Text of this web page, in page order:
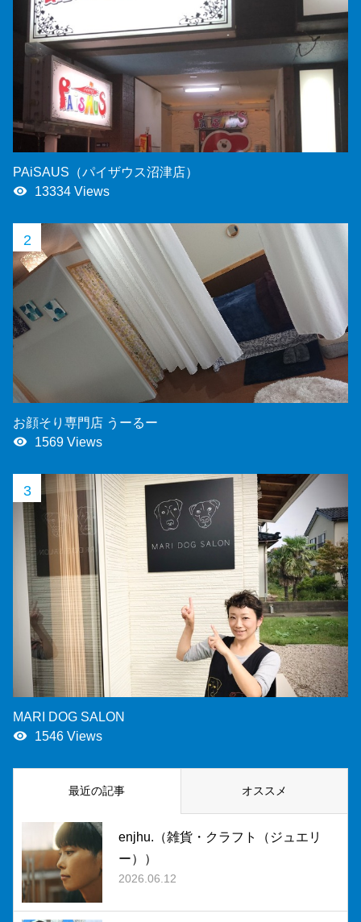
PAiSAUS（パイザウス沼津店）
remove_red_eye 13334 Views
2
お顔そり専門店 うーるー
remove_red_eye 1569 Views
3
MARI DOG SALON
remove_red_eye 1546 Views
最近の記事 オススメ
enjhu.（雑貨・クラフト（ジュエリ
ー））
2026.06.12